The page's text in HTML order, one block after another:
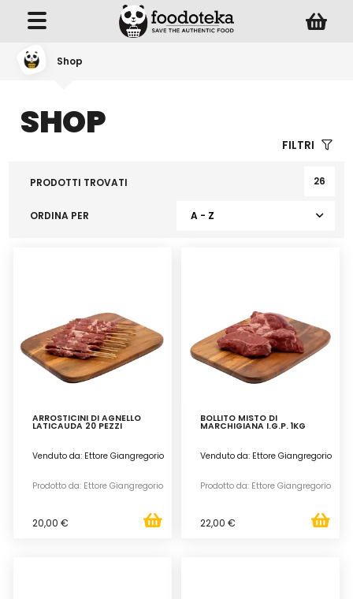
Shop
SHOP
FILTRI
PRODOTTI TROVATI 26
ORDINA PER A - Z
ARROSTICINI DI AGNELLO
LATICAUDA 20 PEZZI
Venduto da: Ettore Giangregorio
Prodotto da: Ettore Giangregorio
20,00 €
BOLLITO MISTO DI
MARCHIGIANA I.G.P. 1KG
Venduto da: Ettore Giangregorio
Prodotto da: Ettore Giangregorio
22,00 €